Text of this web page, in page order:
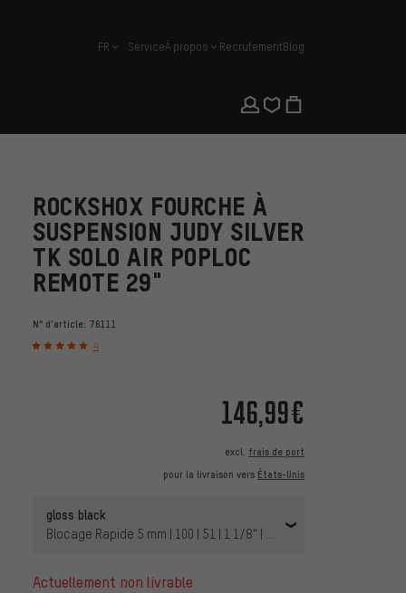
français
FR ServiceÀ propos RecrutementBlog
ROCKSHOX FOURCHE À
SUSPENSION JUDY SILVER
TK SOLO AIR POPLOC
REMOTE 29"
N° d'article: 76111
4
146,99€
excl. frais de port
pour la livraison vers États-Unis
gloss black
Blocage Rapide 5 mm | 100 | 51 | 1 1/8" | 29" | 100 mm
actuellement non livrable